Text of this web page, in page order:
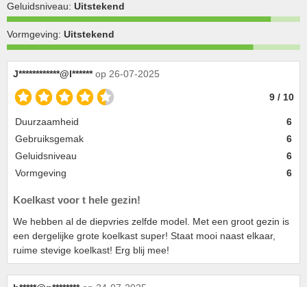
Geluidsniveau: Uitstekend
Vormgeving: Uitstekend
J************@l****** op 26-07-2025
9 / 10
Duurzaamheid
6
Gebruiksgemak
6
Geluidsniveau
6
Vormgeving
6
Koelkast voor t hele gezin!
We hebben al de diepvries zelfde model. Met een groot gezin is
een dergelijke grote koelkast super! Staat mooi naast elkaar,
ruime stevige koelkast! Erg blij mee!